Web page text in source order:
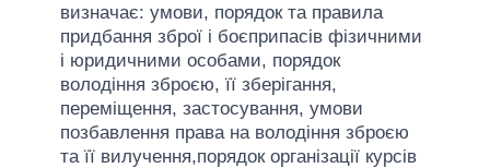
визначає: умови, порядок та правила
придбання зброї і боєприпасів фізичними
і юридичними особами, порядок
володіння зброєю, її зберігання,
переміщення, застосування, умови
позбавлення права на володіння зброєю
та її вилучення,порядок організації курсів